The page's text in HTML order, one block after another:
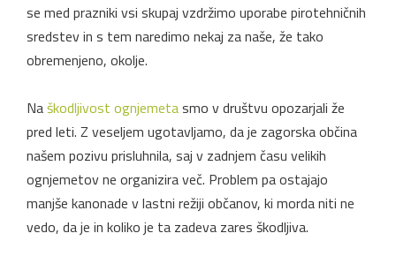
se med prazniki vsi skupaj vzdržimo uporabe pirotehničnih
sredstev in s tem naredimo nekaj za naše, že tako
obremenjeno, okolje.
Naškodljivost ognjemetasmo v društvu opozarjali že
pred leti. Z veseljem ugotavljamo, da je zagorska občina
našem pozivu prisluhnila, saj v zadnjem času velikih
ognjemetov ne organizira več. Problem pa ostajajo
manjše kanonade v lastni režiji občanov, ki morda niti ne
vedo, da je in koliko je ta zadeva zares škodljiva.